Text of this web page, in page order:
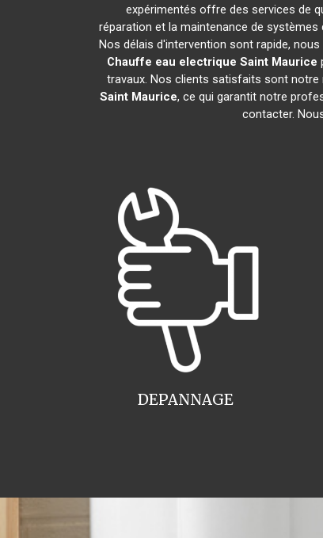
expérimentés offre des services de
réparation et la maintenance de
Nos délais d'intervention sont rapide,
Chauffe eau electrique Saint Maurice
travaux. Nos clients satisfaits sont notre
Saint Maurice, ce qui garantit notre
contacter.
DEPANNAGE